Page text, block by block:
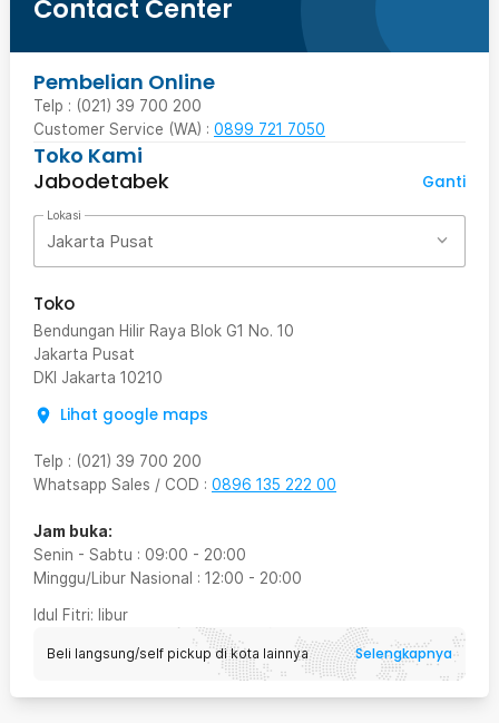
Contact Center
Pembelian Online
Telp : (021) 39 700 200
Customer Service (WA) : 0899 721 7050
Toko Kami
Jabodetabek
Ganti
Lokasi
Jakarta Pusat
Toko
Bendungan Hilir Raya Blok G1 No. 10
Jakarta Pusat
DKI Jakarta 10210
Lihat google maps
Telp : (021) 39 700 200
Whatsapp Sales / COD : 0896 135 222 00
Jam buka:
Senin - Sabtu : 09:00 - 20:00
Minggu/Libur Nasional : 12:00 - 20:00
Idul Fitri: libur
Beli langsung/self pickup di kota lainnya Selengkapnya